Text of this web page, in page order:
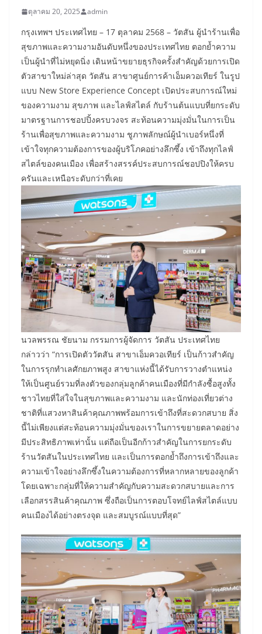
ตุลาคม 20, 2025 admin
กรุงเทพฯ ประเทศไทย – 17 ตุลาคม 2568 – วัตสัน ผู้นำร้านเพื่อ
สุขภาพและความงามอันดับหนึ่งของประเทศไทย ตอกย้ำความ
เป็นผู้นำที่ไม่หยุดนิ่ง เดินหน้าขยายธุรกิจครั้งสำคัญด้วยการเปิด
ตัวสาขาใหม่ล่าสุด วัตสัน สาขาศูนย์การค้าเอ็มควอเทียร์ ในรูป
แบบ New Store Experience Concept เปิดประสบการณ์ใหม่
ของความงาม สุขภาพ และไลฟ์สไตล์ กับร้านต้นแบบที่ยกระดับ
มาตรฐานการชอปปิ้งครบวงจร สะท้อนความมุ่งมั่นในการเป็น
ร้านเพื่อสุขภาพและความงาม ชูภาพลักษณ์ผู้นำเบอร์หนึ่งที่
เข้าใจทุกความต้องการของผู้บริโภคอย่างลึกซึ้ง เข้าถึงทุกไลฟ์
สไตล์ของคนเมือง เพื่อสร้างสรรค์ประสบการณ์ชอปปิงให้ครบ
ครันและเหนือระดับกว่าที่เคย
นวลพรรณ ชัยนาม กรรมการผู้จัดการ วัตสัน ประเทศไทย
กล่าวว่า “การเปิดตัววัตสัน สาขาเอ็มควอเทียร์ เป็นก้าวสำคัญ
ในการรุกทำเลศักยภาพสูง สาขาแห่งนี้ได้รับการวางตำแหน่ง
ให้เป็นศูนย์รวมที่ลงตัวของกลุ่มลูกค้าคนเมืองที่มีกำลังซื้อสูงทั้ง
ชาวไทยที่ใส่ใจในสุขภาพและความงาม และนักท่องเที่ยวต่าง
ชาติที่แสวงหาสินค้าคุณภาพพร้อมการเข้าถึงที่สะดวกสบาย สิ่ง
นี้ไม่เพียงแต่สะท้อนความมุ่งมั่นของเราในการขยายตลาดอย่าง
มีประสิทธิภาพเท่านั้น แต่ถือเป็นอีกก้าวสำคัญในการยกระดับ
ร้านวัตสันในประเทศไทย และเป็นการตอกย้ำถึงการเข้าถึงและ
ความเข้าใจอย่างลึกซึ้งในความต้องการที่หลากหลายของลูกค้า
โดยเฉพาะกลุ่มที่ให้ความสำคัญกับความสะดวกสบายและการ
เลือกสรรสินค้าคุณภาพ ซึ่งถือเป็นการตอบโจทย์ไลฟ์สไตล์แบบ
คนเมืองได้อย่างตรงจุด และสมบูรณ์แบบที่สุด”